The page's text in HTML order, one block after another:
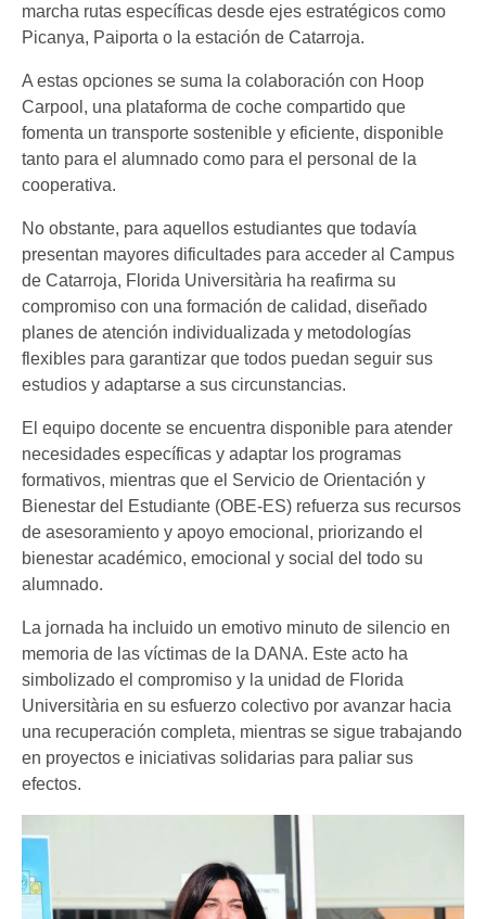
marcha rutas específicas desde ejes estratégicos como
Picanya, Paiporta o la estación de Catarroja.
A estas opciones se suma la colaboración con Hoop
Carpool, una plataforma de coche compartido que
fomenta un transporte sostenible y eficiente, disponible
tanto para el alumnado como para el personal de la
cooperativa.
No obstante, para aquellos estudiantes que todavía
presentan mayores dificultades para acceder al Campus
de Catarroja, Florida Universitària ha reafirma su
compromiso con una formación de calidad, diseñado
planes de atención individualizada y metodologías
flexibles para garantizar que todos puedan seguir sus
estudios y adaptarse a sus circunstancias.
El equipo docente se encuentra disponible para atender
necesidades específicas y adaptar los programas
formativos, mientras que el Servicio de Orientación y
Bienestar del Estudiante (OBE-ES) refuerza sus recursos
de asesoramiento y apoyo emocional, priorizando el
bienestar académico, emocional y social del todo su
alumnado.
La jornada ha incluido un emotivo minuto de silencio en
memoria de las víctimas de la DANA. Este acto ha
simbolizado el compromiso y la unidad de Florida
Universitària en su esfuerzo colectivo por avanzar hacia
una recuperación completa, mientras se sigue trabajando
en proyectos e iniciativas solidarias para paliar sus
efectos.